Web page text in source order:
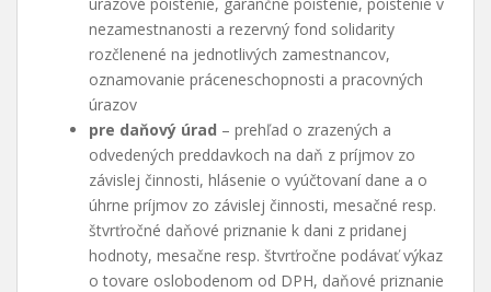
nezamestnanosti a rezervný fond solidarity
rozčlenené na jednotlivých zamestnancov,
oznamovanie práceneschopnosti a pracovných
úrazov
pre daňový úrad – prehľad o zrazených a
odvedených preddavkoch na daň z príjmov zo
závislej činnosti, hlásenie o vyúčtovaní dane a o
úhrne príjmov zo závislej činnosti, mesačné resp.
štvrťročné daňové priznanie k dani z pridanej
hodnoty, mesačne resp. štvrťročne podávať výkaz
o tovare oslobodenom od DPH, daňové priznanie